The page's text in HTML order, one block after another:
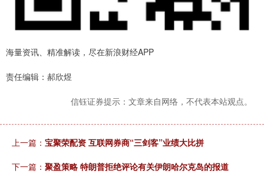
海量资讯、精准解读，尽在新浪财经APP
责任编辑：郝欣煜
信钰证券提示：文章来自网络，不代表本站观点。
上一篇： 宝聚荣配资 互联网券商“三剑客”业绩大比拼
下一篇： 聚盈策略 特朗普拒绝评论有关伊朗哈尔克岛的报道